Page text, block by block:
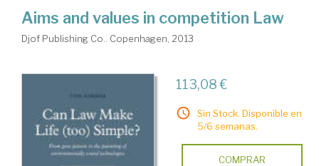
Aims and values in competition Law
Djof Publishing Co.. Copenhagen, 2013
113,08 €
Sin Stock. Disponible en
5/6 semanas.
COMPRAR